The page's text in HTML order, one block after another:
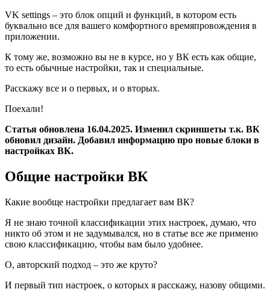
VK settings – это блок опций и функций, в котором есть
буквально все для вашего комфортного времяпровождения в
приложении.
К тому же, возможно вы не в курсе, но у ВК есть как общие,
то есть обычные настройки, так и специальные.
Расскажу все и о первых, и о вторых.
Поехали!
Статья обновлена 16.04.2025. Изменил скриншеты т.к. ВК
обновил дизайн. Добавил информацию про новые блоки в
настройках ВК.
Общие настройки ВК
Какие вообще настройки предлагает вам ВК?
Я не знаю точной классификации этих настроек, думаю, что
никто об этом и не задумывался, но в статье все же применю
свою классификацию, чтобы вам было удобнее.
О, авторский подход – это же круто?
И первый тип настроек, о которых я расскажу, назову общими.